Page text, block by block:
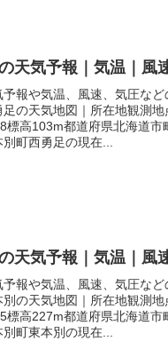
天気予報｜気温｜風
報や気温、風速、気圧など
の天気地図｜所在地観測地
高103m都道府県北海道市
町西勇足の現在...
天気予報｜気温｜風
報や気温、風速、気圧など
の天気地図｜所在地観測地
高227m都道府県北海道市
町東本別の現在...